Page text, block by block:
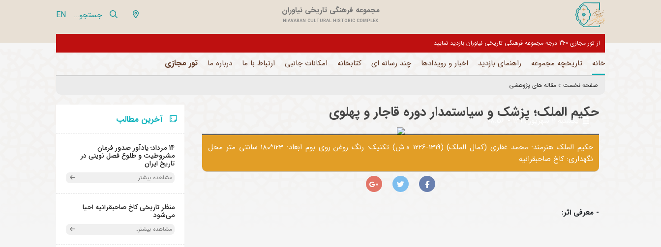
مجموعه فرهنگی تاریخی نیاوران
NIAVARAN CULTURAL HISTORIC COMPLEX جستجو... EN
از تور مجازی 360 درجه مجموعه فرهنگی تاریخی نیاوران بازدید نمایید بازدیدکنندگان گرامی، موزه های این مجموعه تا اطلاع ثانوی تعطیل می باشد و فقط بخش های اداری فعال است
خانه تاریخچه مجموعه راهنمای بازدید اخبار و رویدادها چند رسانه ای کتابخانه امکانات جانبی ارتباط با ما درباره ما تور مجازی
صفحه نخست » مقاله های پژوهشی
حکیم الملک؛ پزشک و سیاستمدار دوره قاجار و پهلوی
يکشنبه 2 شهريور 1399 - 08:56
حکیم الملک هنرمند: محمد غفاری (کمال الملک) (1319-1226 ه.ش) تکنیک: رنگ روغن روی بوم ابعاد: 123*180 سانتی متر محل
نگهداری: کاخ صاحبقرانیه
- معرفی اثر:
آخرین مطالب
14 مرداد؛ یادآور صدور فرمان
مشروطیت و طلوع فصل نوینی در
تاریخ ایران
مشاهده بیشتر..
منظر تاریخی کاخ صاحبقرانیه احیا
می‌شود
مشاهده بیشتر..